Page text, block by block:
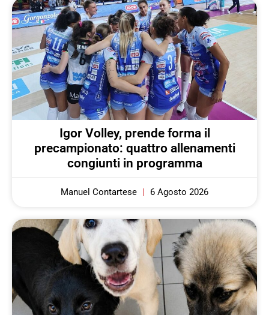
Igor Volley, prende forma il
precampionato: quattro allenamenti
congiunti in programma
Manuel Contartese 6 Agosto 2026